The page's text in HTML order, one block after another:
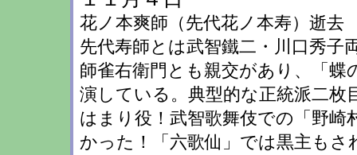
花ノ本爽師（先代花ノ本寿）逝
先代寿師とは武智鐵二・川口秀子
師雀右衛門とも親交があり、「蝶
演している。典型的な正統派二
はまり役！武智歌舞伎での「野崎
かった！「六歌仙」では黒主も